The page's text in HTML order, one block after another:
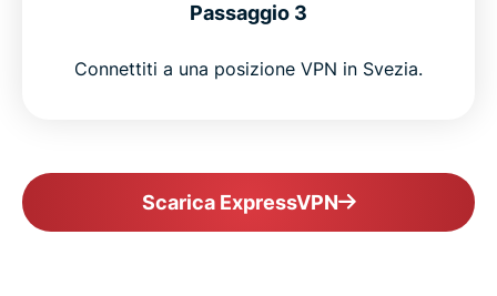
Passaggio 3
Connettiti a una posizione VPN in Svezia.
Scarica ExpressVPN